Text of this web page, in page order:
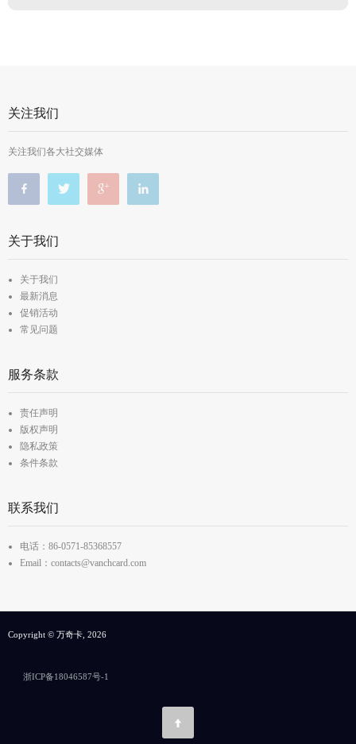
关注我们
关注我们各大社交媒体
关于我们
关于我们
最新消息
促销活动
常见问题
服务条款
责任声明
版权声明
隐私政策
条件条款
联系我们
电话：86-0571-85368557
Email：contacts@vanchcard.com
Copyright © 万奇卡, 2026
浙ICP备18046587号-1